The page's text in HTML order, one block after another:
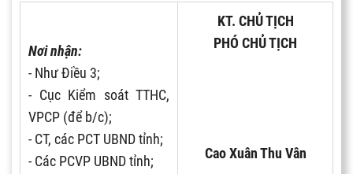
Nơi nhận:
- Như Điều 3;
- Cục Kiểm soát TTHC,
VPCP (để b/c);
- CT, các PCT UBND tỉnh;
- Các PCVP UBND tỉnh;
KT. CHỦ TỊCH
PHÓ CHỦ TỊCH
Cao Xuân Thu Vân